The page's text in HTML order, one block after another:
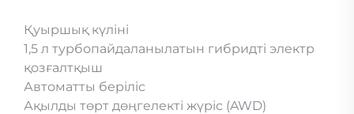
Қуыршық күліні
1,5 л турбопайдаланылатын гибридті электр
қозғалтқыш
Автоматты беріліс
Ақылды төрт дөңгелекті жүріс (AWD)